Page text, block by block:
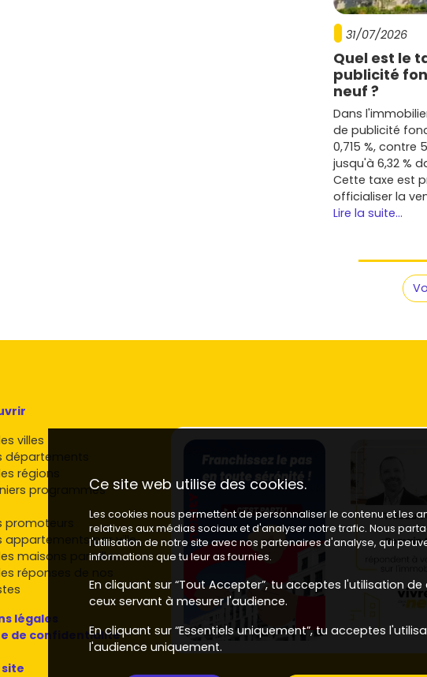
31/07/2026
Quel est le
publicité
neuf ?
Dans
de publicité
0,715 %, contre
jusqu'à 6,32 %
Cette taxe est
officialiser la
Lire la suite...
villes
départements
régions
programmes
promoteurs
appartements par ville
maisons par ville
réponses de nos
légales
de confidentialité
site
Ce site web utilise des cookies.
Les cookies nous permettent de personnaliser le contenu et les
relatives aux médias sociaux et d'analyser notre trafic. Nous
l'utilisation de notre site avec nos partenaires d'analyse, qui
informations que tu leur as fournies.
En cliquant sur “Tout Accepter”, tu acceptes l'utilisation
ceux servant à mesurer l'audience.
En cliquant sur “Essentiels uniquement”, tu acceptes
l'audience uniquement.